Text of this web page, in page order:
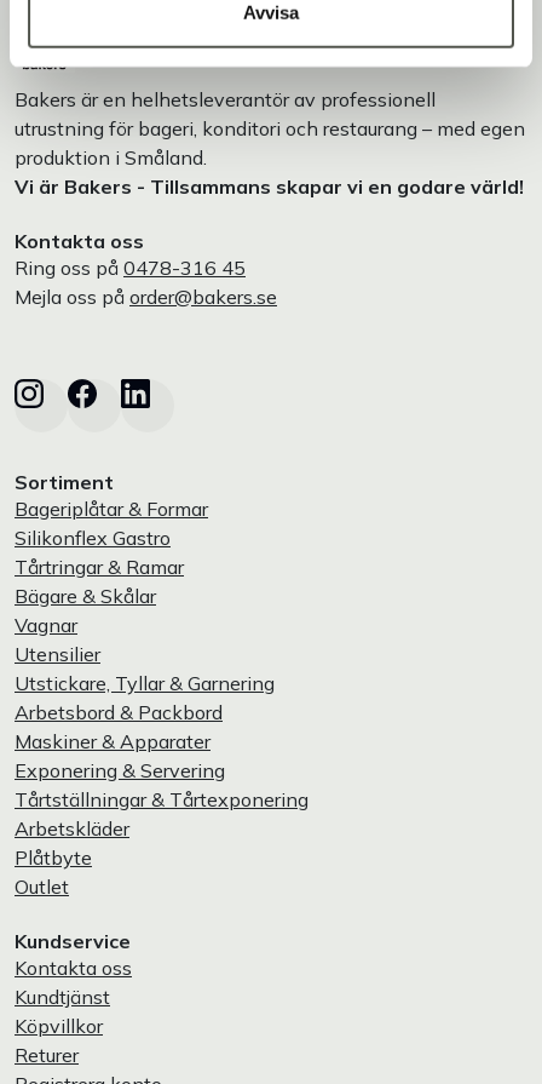
Avvisa
Bakers är en helhetsleverantör av professionell
utrustning för bageri, konditori och restaurang – med egen
produktion i Småland.
Vi är Bakers - Tillsammans skapar vi en godare värld!
Kontakta oss
Ring oss på 0478-316 45
Mejla oss på order@bakers.se
Sortiment
Bageriplåtar & Formar
Silikonflex Gastro
Tårtringar & Ramar
Bägare & Skålar
Vagnar
Utensilier
Utstickare, Tyllar & Garnering
Arbetsbord & Packbord
Maskiner & Apparater
Exponering & Servering
Tårtställningar & Tårtexponering
Arbetskläder
Plåtbyte
Outlet
Kundservice
Kontakta oss
Kundtjänst
Köpvillkor
Returer